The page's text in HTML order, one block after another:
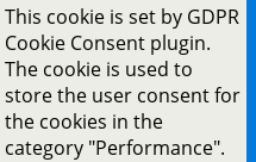
This cookie is set by GDPR
Cookie Consent plugin.
The cookie is used to
store the user consent for
the cookies in the
category "Performance".